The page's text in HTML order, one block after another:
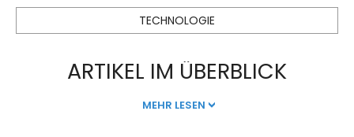
TECHNOLOGIE
ARTIKEL IM ÜBERBLICK
MEHR LESEN